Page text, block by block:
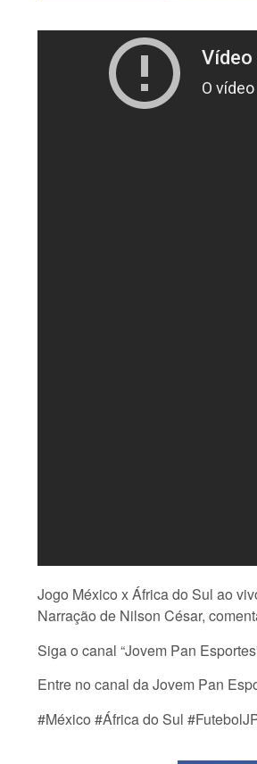
Jogo México x África do Sul ao
Narração de Nilson César,
Siga o canal “Jovem Pan
Entre no canal da Jovem Pan
#México #África do Sul